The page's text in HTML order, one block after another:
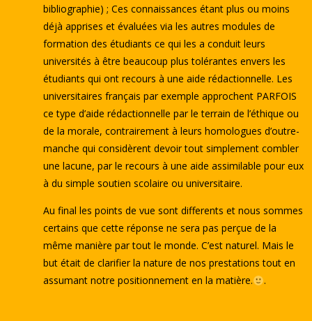
bibliographie) ; Ces connaissances étant plus ou moins
déjà apprises et évaluées via les autres modules de
formation des étudiants ce qui les a conduit leurs
universités à être beaucoup plus tolérantes envers les
étudiants qui ont recours à une aide rédactionnelle. Les
universitaires français par exemple approchent PARFOIS
ce type d’aide rédactionnelle par le terrain de l’éthique ou
de la morale, contrairement à leurs homologues d’outre-
manche qui considèrent devoir tout simplement combler
une lacune, par le recours à une aide assimilable pour eux
à du simple soutien scolaire ou universitaire.
Au final les points de vue sont differents et nous sommes
certains que cette réponse ne sera pas perçue de la
même manière par tout le monde. C’est naturel. Mais le
but était de clarifier la nature de nos prestations tout en
assumant notre positionnement en la matière.
.